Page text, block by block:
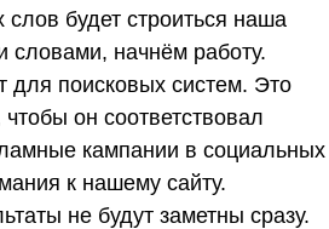
слов будет строиться наша
словами, начнём работу.
для поисковых систем. Это
он соответствовал
кампании в социальных
к нашему сайту.
не будут заметны сразу.